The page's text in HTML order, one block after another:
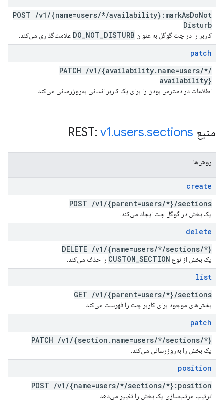
POST /v1 /{name=users/*/availability}:markAsDoNot
Disturb
کاربر را در چت گوگل به عنوان DO NOT DISTURB علامت‌گذاری می‌کند.
patch
PATCH /v1 /{availability. name=users/*/
availability}
اطلاعات در دسترس بودن را برای یک کاربر انسانی به‌روزرسانی می‌کند.
منبع REST: v1.users.sections
روش‌ها
create
POST /v1 /{parent=users/*}/sections
یک بخش در گوگل چت ایجاد می‌کند.
delete
DELETE /v1 /{name=users/*/sections/*}
یک بخش از نوع CUSTOM SECTION را حذف می‌کند.
list
GET /v1 /{parent=users/*}/sections
بخش‌های موجود برای کاربر چت را فهرست می‌کند.
patch
PATCH /v1 /{section . name=users/*/sections/*}
یک بخش را به‌روزرسانی می‌کند.
position
POST /v1 /{name=users/*/sections/*}:position
ترتیب مرتب‌سازی یک بخش را تغییر می‌دهد.